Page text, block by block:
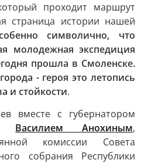
проходит маршрут
страница истории нашей
символично, что
молодежная экспедиция
прошла в Смоленске.
- героя это летопись
и стойкости.
вместе с губернатором
Василием Анохиным,
комиссии Совета
собрания Республики